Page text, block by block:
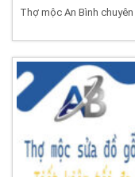
Thợ mộc An Bình